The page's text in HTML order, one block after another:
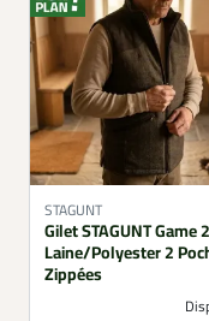
STAGUNT
Gilet STAGUNT Game 2
Laine/Polyester 2
Zippées